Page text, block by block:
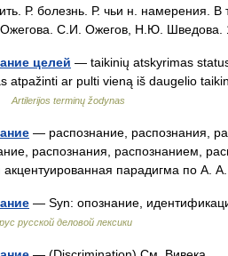
Р. болезнь. Р. чьи н. намерения.
Ожегова. С.И. Ожегов, Н.Ю.
целей — taikinių atskyrimas
atpažinti ar pulti vieną iš daugelio
Artilerijos terminų žodynas
— распознание, распознания,
распознания, распознанием,
парадигма по А.
— Syn: опознание,
русской деловой лексики